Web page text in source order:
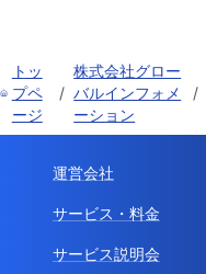
トッ
プペ
ージ
/
株式会社グロー
バルインフォメ
ーション
/
運営会社
サービス・料金
サービス説明会